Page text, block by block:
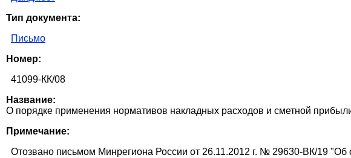
Тип документа:
Письмо
Номер:
41099-КК/08
Название:
О порядке применения нормативов накладных расходов и сметной прибыли
Примечание:
Отозвано письмом Минрегиона России от 26.11.2012 г. № 29630-ВК/19